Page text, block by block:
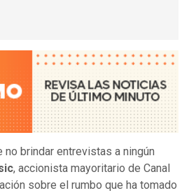
no brindar entrevistas a ningún
, accionista mayoritario de Canal
sobre el rumbo que ha tomado